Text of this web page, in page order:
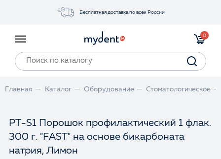
Бесплатная доставка по всей России
Прайс-лист
0
Главная Каталог Оборудование Стоматологическое
PT-S1 Порошок профилактический 1 флак.
300 г. "FAST" на основе бикарбоната
натрия, Лимон